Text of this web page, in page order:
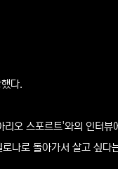
다.
오 스포르트'와의 인터뷰
나로 돌아가서 살고 싶다